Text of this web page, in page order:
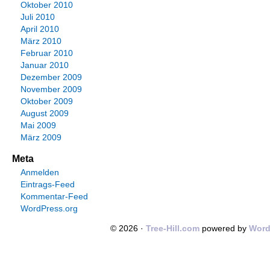
Oktober 2010
Juli 2010
April 2010
März 2010
Februar 2010
Januar 2010
Dezember 2009
November 2009
Oktober 2009
August 2009
Mai 2009
März 2009
Meta
Anmelden
Eintrags-Feed
Kommentar-Feed
WordPress.org
© 2026 · Tree-Hill.compowered by